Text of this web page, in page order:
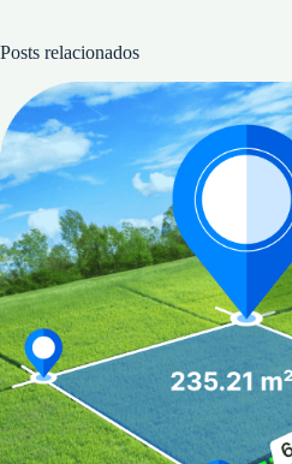
Posts relacionados